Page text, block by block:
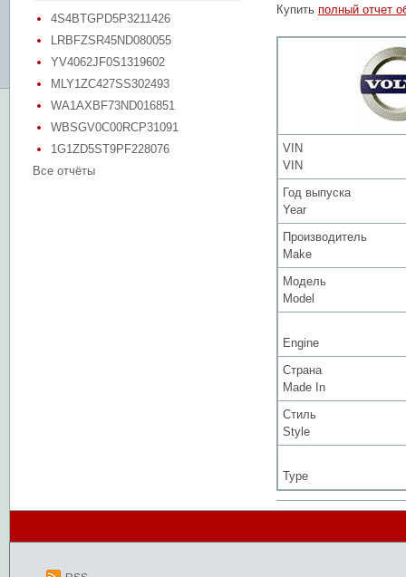
4S4BTGPD5P3211426
LRBFZSR45ND080055
YV4062JF0S1319602
MLY1ZC427SS302493
WA1AXBF73ND016851
WBSGV0C00RCP31091
1G1ZD5ST9PF228076
Все отчёты
Купить полный отчет
VIN
VIN
Год выпуска
Year
Производитель
Make
Модель
Model
Engine
Страна
Made In
Стиль
Style
Type